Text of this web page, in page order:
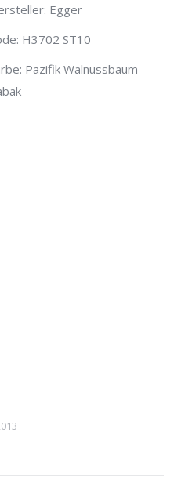
Egger
H3702 ST10
Pazifik Walnussbaum